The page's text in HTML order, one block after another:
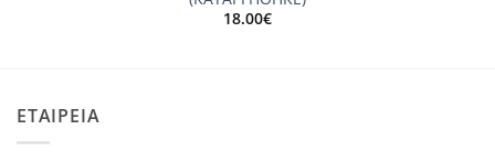
18.00€
ΕΤΑΙΡΕΙΑ